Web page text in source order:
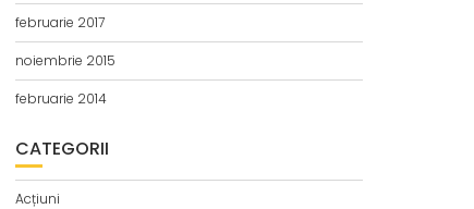
februarie 2017
noiembrie 2015
februarie 2014
CATEGORII
Acțiuni